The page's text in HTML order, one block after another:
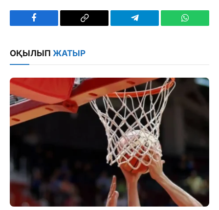
Facebook
Copy
Telegram
ОҚЫЛЫП ЖАТЫР